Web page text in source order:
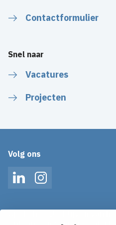
Contactformulier
Snel naar
Vacatures
Projecten
Volg ons
LinkedInInstagram